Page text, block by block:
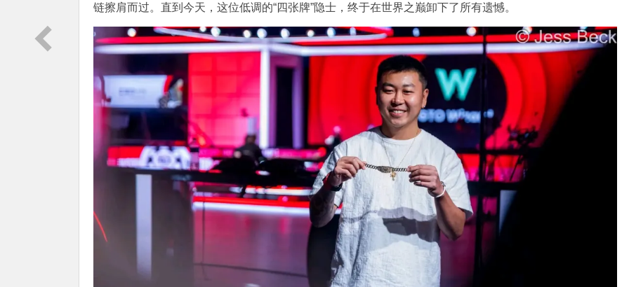
链擦肩而过。直到今天，这位低调的“四张牌”隐士，终于在世界之巅卸下了所有遗憾。